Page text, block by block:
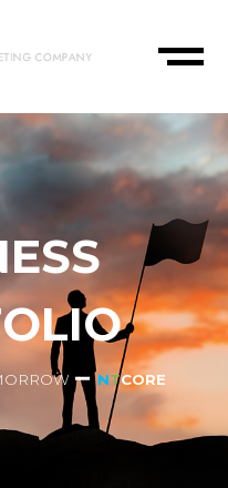
NTCORE